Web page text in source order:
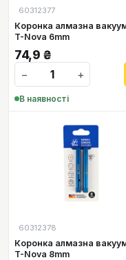
60312377
Коронка алмазна
T-Nova 6mm
74,9 ₴
−
+
В наявності
60312378
Коронка алмазна
T-Nova 8mm